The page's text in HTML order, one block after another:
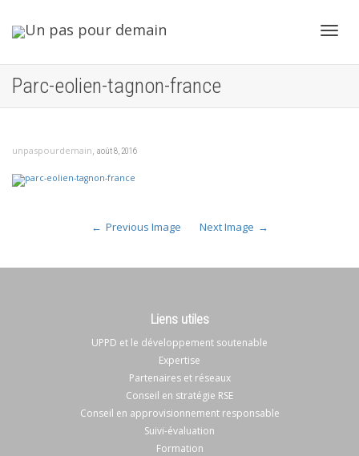
Parc-eolien-tagnon-france
unpaspourdemain, août 8, 2016
Previous Image Next Image
Liens utiles
UPPD et le développement soutenable
Expertise
Partenaires et réseaux
Conseil en stratégie RSE
Conseil en approvisionnement responsable
Suivi-évaluation
Formation